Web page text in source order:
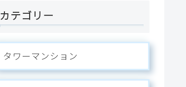
カテゴリー
タワーマンション